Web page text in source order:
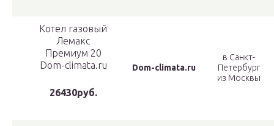
Котел газовый
Лемакс
Премиум 20
Dom-climata.ru
26430руб.
Dom-climata.ru
в Санкт-
Петербург
из Москвы